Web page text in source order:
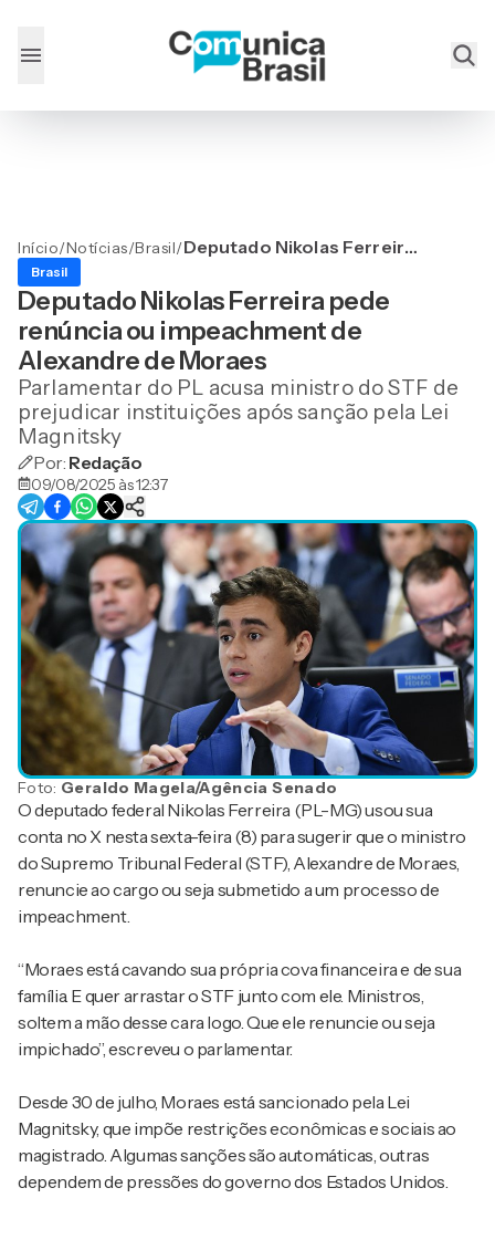
Início/Notícias/Brasil/Deputado Nikolas Ferreira
impeachment de Alexandre
de Moraes
Brasil
Deputado Nikolas Ferreira pede
renúncia ou impeachment de
Alexandre de Moraes
Parlamentar do PL acusa ministro do STF de
prejudicar instituições após sanção pela Lei
Magnitsky
Por: Redação
09/08/2025 às 12:37
Foto: Geraldo Magela/Agência Senado
O deputado federal Nikolas Ferreira (PL-MG) usou sua
conta no X nesta sexta-feira (8) para sugerir que o ministro
do Supremo Tribunal Federal (STF), Alexandre de Moraes,
renuncie ao cargo ou seja submetido a um processo de
impeachment.
“Moraes está cavando sua própria cova financeira e de sua
família. E quer arrastar o STF junto com ele. Ministros,
soltem a mão desse cara logo. Que ele renuncie ou seja
impichado”, escreveu o parlamentar.
Desde 30 de julho, Moraes está sancionado pela Lei
Magnitsky, que impõe restrições econômicas e sociais ao
magistrado. Algumas sanções são automáticas, outras
dependem de pressões do governo dos Estados Unidos.